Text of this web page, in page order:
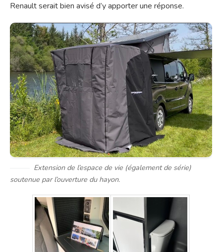
Renault serait bien avisé d’y apporter une réponse.
Extension de l’espace de vie (également de série)
soutenue par l’ouverture du hayon.